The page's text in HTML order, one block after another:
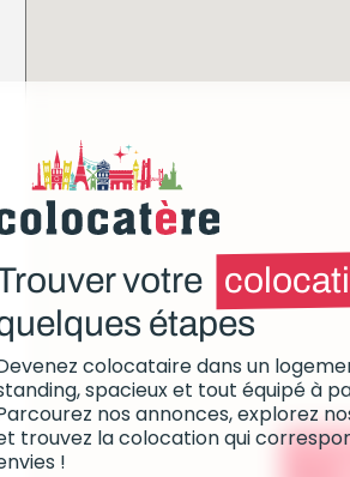
votre
étapes
colocataire dans un
spacieux et tout équipé à
nos annonces, explorez
trouvez la colocation qui
!